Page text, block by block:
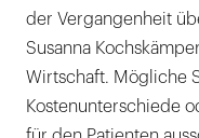
der Vergangenheit
Susanna
Wirtschaft. Mögliche
Kostenunterschiede